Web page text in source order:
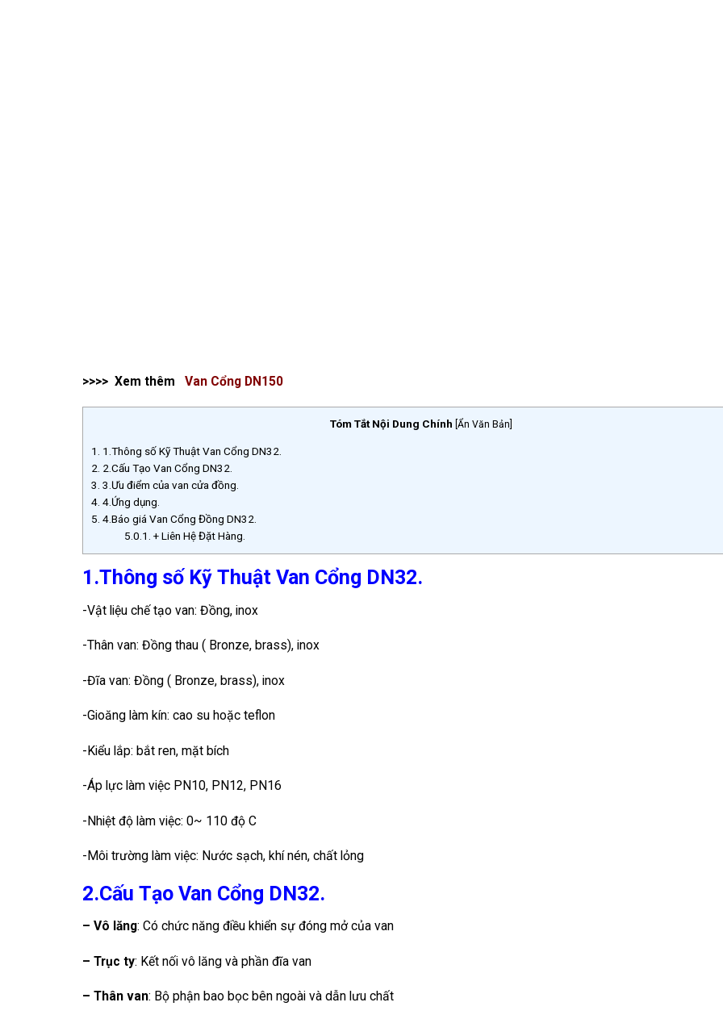
>>>> Xem thêm Van Cổng DN150
Tóm Tắt Nội Dung Chính Ẩn Văn Bản
1. 1.Thông số Kỹ Thuật Van Cổng DN32.
2. 2.Cấu Tạo Van Cổng DN32.
3. 3.Ưu điểm của van cửa đồng.
4. 4.Ứng dụng.
5. 4.Báo giá Van Cổng Đồng DN32.
5.0.1. + Liên Hệ Đặt Hàng.
1.Thông số Kỹ Thuật Van Cổng DN32.
-Vật liệu chế tạo van: Đồng, inox
-Thân van: Đồng thau ( Bronze, brass), inox
-Đĩa van: Đồng ( Bronze, brass), inox
-Gioăng làm kín: cao su hoặc teflon
-Kiểu lắp: bắt ren, mặt bích
-Áp lực làm việc PN10, PN12, PN16
-Nhiệt độ làm việc: 0~ 110 độ C
-Môi trường làm việc: Nước sạch, khí nén, chất lỏng
2.Cấu Tạo Van Cổng DN32.
– Vô lăng: Có chức năng điều khiển sự đóng mở của van
– Trục ty: Kết nối vô lăng và phần đĩa van
– Thân van: Bộ phận bao bọc bên ngoài và dẫn lưu chất